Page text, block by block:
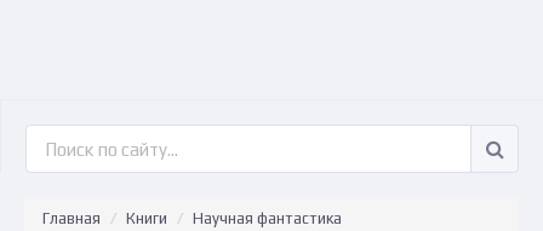
Главная Книги
Научная фантастика